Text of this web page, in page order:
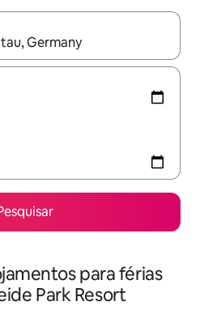
disponíveis, navegue com
para férias
Park Resort